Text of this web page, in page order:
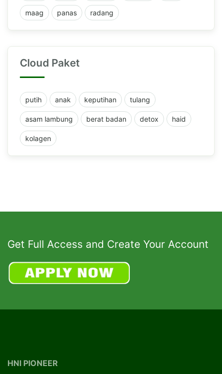
maag panas radang
Cloud Paket
putih anak keputihan tulang
asam lambung berat badan detox haid
kolagen
Get Full Access and Create Your Account
HNI PIONEER